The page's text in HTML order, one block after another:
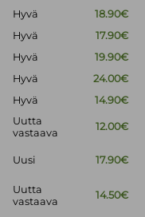
Hyvä
18.90€
Hyvä
17.90€
Hyvä
19.90€
Hyvä
24.00€
Hyvä 14.90€
Uutta
vastaava
12.00€
Uusi 17.90€
Uutta
vastaava
14.50€